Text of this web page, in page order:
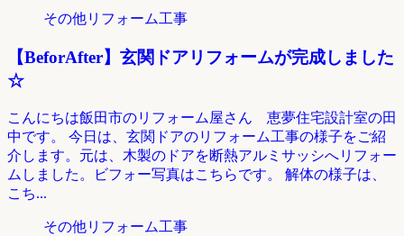
その他リフォーム工事
【BeforAfter】玄関ドアリフォームが完成しました
☆
こんにちは飯田市のリフォーム屋さん 恵夢住宅設計室の田
中です。 今日は、玄関ドアのリフォーム工事の様子をご紹
介します。元は、木製のドアを断熱アルミサッシへリフォー
ムしました。ビフォー写真はこちらです。 解体の様子は、
こち...
その他リフォーム工事